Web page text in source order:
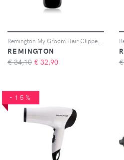
REMINGTON
€ 34,10 € 32,90
-15%